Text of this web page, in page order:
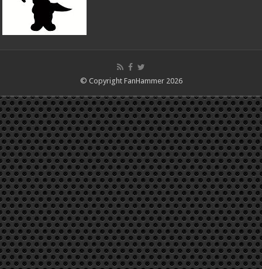
© Copyright FanHammer 2026